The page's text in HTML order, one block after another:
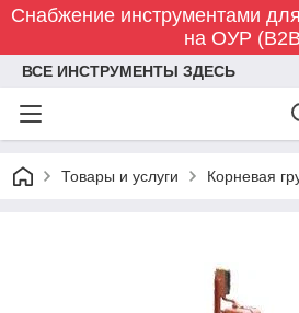
Снабжение инструментами
на ОУР
ВСЕ ИНСТРУМЕНТЫ ЗДЕСЬ
Товары и услуги Корневая